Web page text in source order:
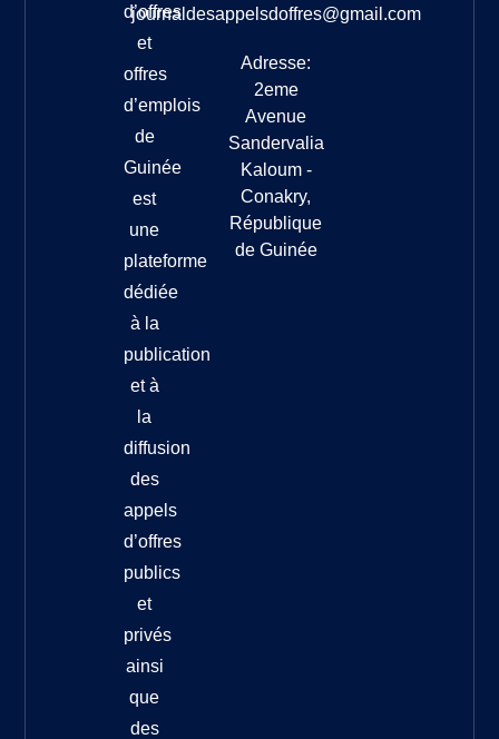
d’offres
et
offres
d’emplois
de
Guinée
est
une
plateforme
dédiée
à la
publication
et à
la
diffusion
des
appels
d’offres
publics
et
privés
ainsi
que
des
journaldesappelsdoffres@gmail.com
Adresse:
2eme
Avenue
Sandervalia
Kaloum -
Conakry,
République
de Guinée